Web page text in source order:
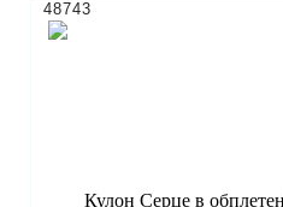
48743